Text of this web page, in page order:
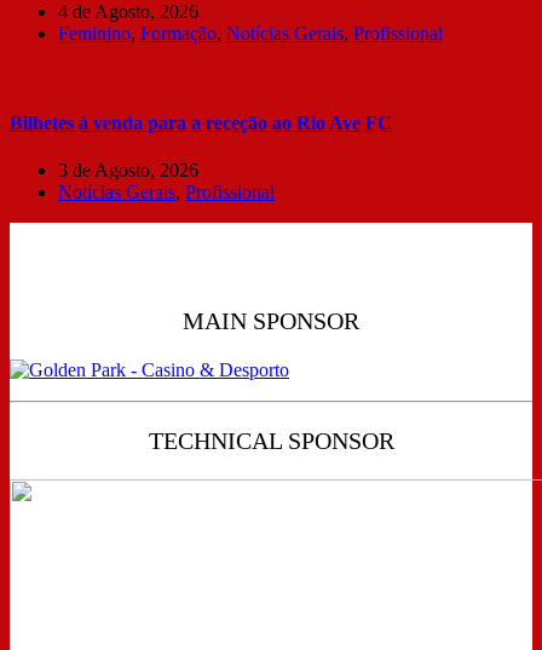
4 de Agosto, 2026
Feminino, Formação, Notícias Gerais, Profissional
Bilhetes à venda para a receção ao Rio Ave FC
3 de Agosto, 2026
Notícias Gerais, Profissional
MAIN SPONSOR
TECHNICAL SPONSOR